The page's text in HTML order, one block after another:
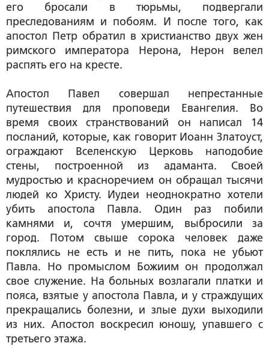
его бросали в тюрьмы, подвергали
преследованиям и побоям. И после того, как
апостол Петр обратил в христианство двух жен
римского императора Нерона, Нерон велел
распять его на кресте.
Апостол Павел совершал непрестанные
путешествия для проповеди Евангелия. Во
время своих странствований он написал 14
посланий, которые, как говорит Иоанн Златоуст,
ограждают Вселенскую Церковь наподобие
стены, построенной из адаманта. Своей
мудростью и красноречием он обращал тысячи
людей ко Христу. Иудеи неоднократно хотели
убить апостола Павла. Один раз побили
камнями и, сочтя умершим, выбросили за
город. Потом свыше сорока человек даже
поклялись не есть и не пить, пока не убьют
Павла. Но промыслом Божиим он продолжал
свое служение. На больных возлагали платки и
пояса, взятые у апостола Павла, и у страждущих
прекращались болезни, и злые духи выходили
из них. Апостол воскресил юношу, упавшего с
третьего этажа.